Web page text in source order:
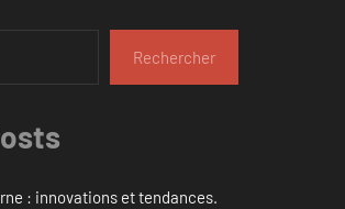
Rechercher
: innovations et tendances.